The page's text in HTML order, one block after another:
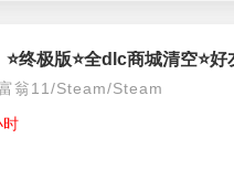
翁11/Steam/Steam
时